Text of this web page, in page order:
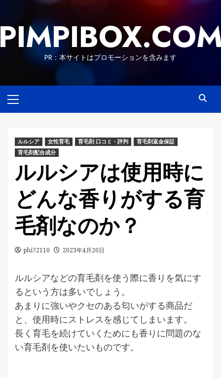
content
PR：本サイトはプロモーションを含みます
Menu
ルルシア 女性育毛 育毛剤 口コミ・評判
育毛剤返金保証
育毛剤配合成分
ルルシアは使用時に
どんな香りがする育
毛剤なのか？
phi72110 2023年4月20日
ルルシアなどの育毛剤を使う際に香りを気にす
るという方は多いでしょう。
あまりに強いやクセのある匂いがする商品だ
と、使用時にストレスを感じてしまいます。
長く育毛を続けていくためにも香りに問題のな
い育毛剤を使いたいものです。